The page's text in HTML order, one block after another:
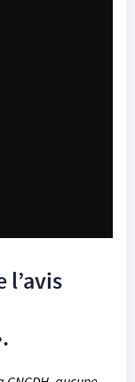
l’avis